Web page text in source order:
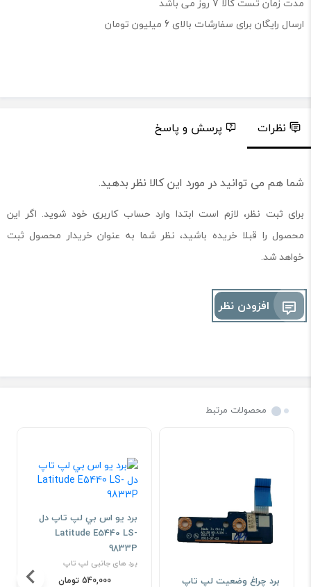
ارسال رایگان برای سفارشات بالای 6 میلیون تومان
نظرات پرسش و پاسخ
شما هم می توانید در مورد این کالا نظر بدهید.
برای ثبت نظر، لازم است ابتدا وارد حساب کاربری خود شوید. اگر این
محصول را قبلا خریده باشید، نظر شما به عنوان خریدار محصول ثبت
خواهد شد.
افزودن نظر
محصولات مرتبط
برد چراغ وضعیت لپ تاپ
برد يو اس بي لپ تاپ دل
Latitude E5440 LS-
9833P
برد های جانبی لپ تاپ
540,000 تومان